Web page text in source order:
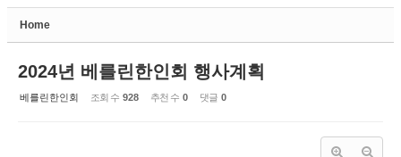
Home
2024년 베를린한인회 행사계획
베를린한인회 조회 수 928 추천 수 0 댓글 0
Sketchbook5, 스케치북5